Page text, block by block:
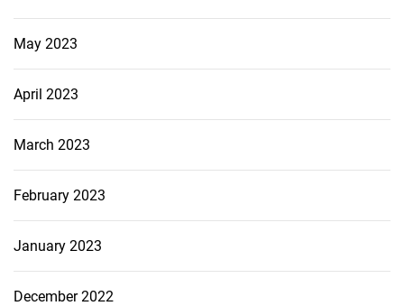
May 2023
April 2023
March 2023
February 2023
January 2023
December 2022